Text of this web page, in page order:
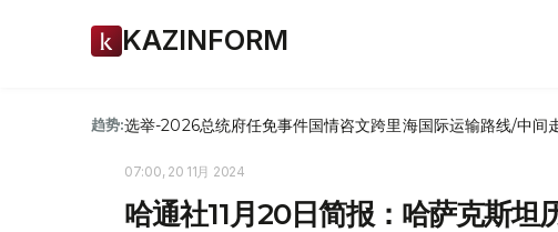
KAZINFORM
趋势:选举-2026总统府任免事件国情咨文跨里海国际运输路线/中间
07:00, 20 11月 2024
哈通社11月20日简报：哈萨克斯坦